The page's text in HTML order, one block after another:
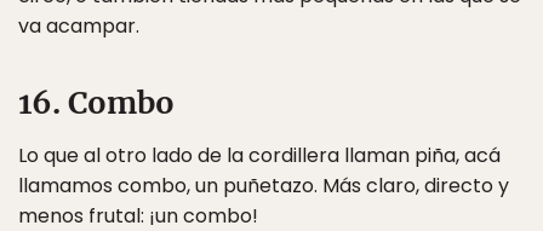
va acampar.
16. Combo
Lo que al otro lado de la cordillera llaman piña, acá
llamamos combo, un puñetazo. Más claro, directo y
menos frutal: ¡un combo!